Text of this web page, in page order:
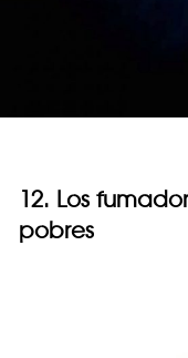
12. Los
pobres